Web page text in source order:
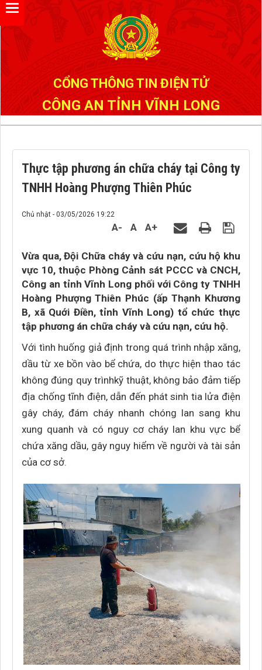
CỔNG THÔNG TIN ĐIỆN TỬ
CÔNG AN TỈNH VĨNH LONG
Thực tập phương án chữa cháy tại Công ty
TNHH Hoàng Phượng Thiên Phúc
Chủ nhật - 03/05/2026 19:22
A- A A+
Vừa qua, Đội Chữa cháy và cứu nạn, cứu hộ khu
vực 10, thuộc Phòng Cảnh sát PCCC và CNCH,
Công an tỉnh Vĩnh Long phối với Công ty TNHH
Hoàng Phượng Thiên Phúc (ấp Thạnh Khương
B, xã Quới Điền, tỉnh Vĩnh Long) tổ chức thực
tập phương án chữa cháy và cứu nạn, cứu hộ.
Với tình huống giả định trong quá trình nhập xăng,
dầu từ xe bồn vào bể chứa, do thực hiện thao tác
không đúng quy trìnhkỹ thuật, không bảo đảm tiếp
địa chống tĩnh điện, dẫn đến phát sinh tia lửa điện
gây cháy, đám cháy nhanh chóng lan sang khu
xung quanh và có nguy cơ cháy lan khu vực bể
chứa xăng dầu, gây nguy hiểm về người và tài sản
của cơ sở.